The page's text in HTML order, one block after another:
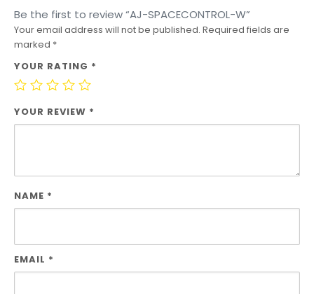
Be the first to review “AJ-SPACECONTROL-W”
Your email address will not be published. Required fields are
marked *
YOUR RATING *
YOUR REVIEW *
NAME *
EMAIL *